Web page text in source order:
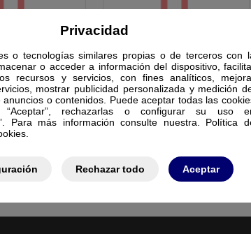
Privacidad
o tecnologías similares propias o de terceros con
o acceder a información del dispositivo,
recursos y servicios, con fines analíticos,
mostrar publicidad personalizada y medición
anuncios o contenidos. Puede aceptar todas las
“Aceptar”, rechazarlas o configurar su uso
Para más información consulte nuestra. Política
Rechazar todo Aceptar
TERMICAS CAMARA WIFI